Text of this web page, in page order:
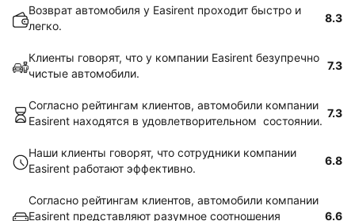
Возврат автомобиля у Easirent проходит быстро и
легко.
8.3
Клиенты говорят, что у компании Easirent безупречно
чистые автомобили.
7.3
Согласно рейтингам клиентов, автомобили компании
Easirent находятся в удовлетворительном состоянии.
7.3
Наши клиенты говорят, что сотрудники компании
Easirent работают эффективно.
6.8
Согласно рейтингам клиентов, автомобили компании
Easirent представляют разумное соотношения
6.6